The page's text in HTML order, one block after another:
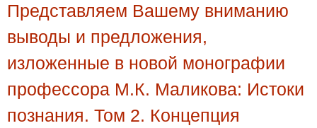
Представляем Вашему вниманию
выводы и предложения,
изложенные в новой монографии
профессора М.К. Маликова: Истоки
познания. Том 2. Концепция